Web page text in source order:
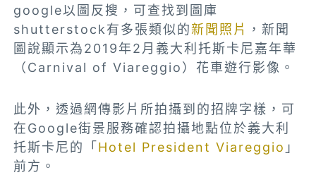
google以圖反搜，可查找到圖庫
shutterstock有多張類似的新聞照片
，新聞
圖說顯示為2019年2月義大利托斯卡尼嘉年華
（Carnival of Viareggio）花車遊行影像。
此外，透過網傳影片所拍攝到的招牌字樣，可
在Google街景服務確認拍攝地點位於義大利
托斯卡尼的「 Hotel President Viareggio 」
前方。